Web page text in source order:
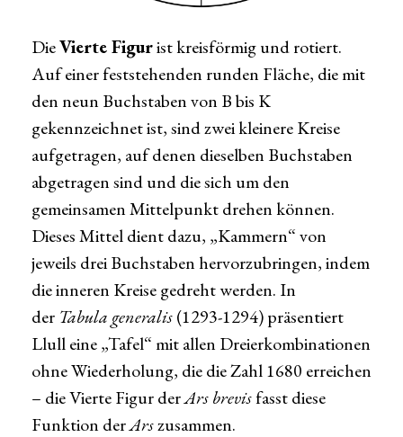
DieVierte Figurist kreisförmig und rotiert.
Auf einer feststehenden runden Fläche, die mit
den neun Buchstaben von B bis K
gekennzeichnet ist, sind zwei kleinere Kreise
aufgetragen, auf denen dieselben Buchstaben
abgetragen sind und die sich um den
gemeinsamen Mittelpunkt drehen können.
Dieses Mittel dient dazu, „Kammern“ von
jeweils drei Buchstaben hervorzubringen, indem
die inneren Kreise gedreht werden. In
der Tabula generalis(1293-1294) präsentiert
Llull eine „Tafel“ mit allen Dreierkombinationen
ohne Wiederholung, die die Zahl 1680 erreichen
– die Vierte Figur derArs brevisfasst diese
Funktion derArszusammen.